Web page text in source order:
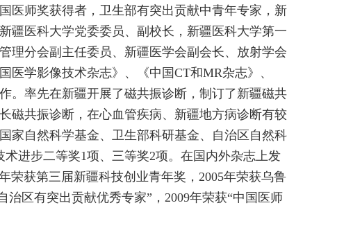
医师奖获得者，卫生部有突出贡献中青年专家，新
疆医科大学党委委员、副校长，新疆医科大学第一
理分会副主任委员、新疆医学会副会长、放射学会
学影像技术杂志》、《中国CT和MR杂志》、
。率先在新疆开展了磁共振诊断，制订了新疆磁共
磁共振诊断，在心血管疾病、新疆地方病诊断有较
家自然科学基金、卫生部科研基金、自治区自然科
进步二等奖1项、三等奖2项。在国内外杂志上发
荣获第三届新疆科技创业青年奖，2005年荣获乌鲁
区有突出贡献优秀专家”，2009年荣获“中国医师